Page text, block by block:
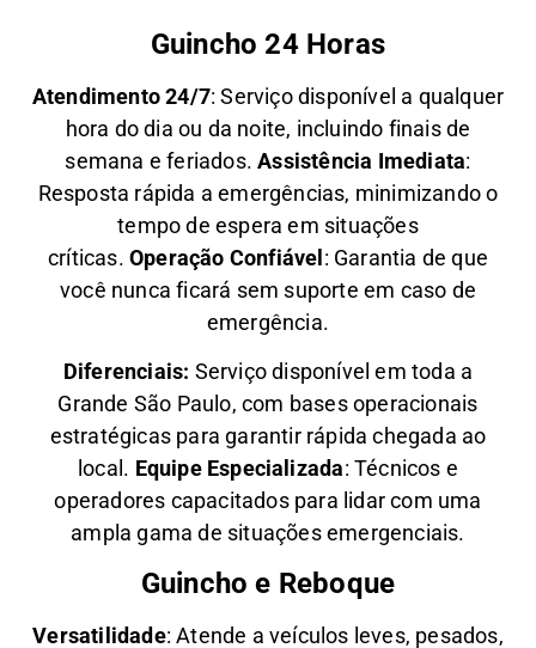
Guincho 24 Horas
Atendimento 24/7: Serviço disponível a qualquer
hora do dia ou da noite, incluindo finais de
semana e feriados.Assistência Imediata:
Resposta rápida a emergências, minimizando o
tempo de espera em situações
críticas. Operação Confiável: Garantia de que
você nunca ficará sem suporte em caso de
emergência.
Diferenciais: Serviço disponível em toda a
Grande São Paulo, com bases operacionais
estratégicas para garantir rápida chegada ao
local. Equipe Especializada: Técnicos e
operadores capacitados para lidar com uma
ampla gama de situações emergenciais.
Guincho e Reboque
Versatilidade:Atende a veículos leves, pesados,